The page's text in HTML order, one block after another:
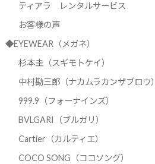
ティアラ レンタルサービス
お客様の声
◆EYEWEAR（メガネ）
杉本圭（スギモトケイ）
中村勘三郎（ナカムラカンザブロウ）
999.9（フォーナインズ）
BVLGARI（ブルガリ）
Cartier（カルティエ）
COCO SONG（ココソング）